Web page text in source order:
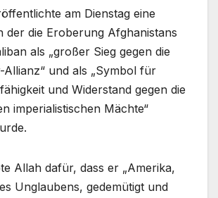
am Dienstag eine
der die Eroberung Afghanistans
als „großer Sieg gegen die
und als „Symbol für
und Widerstand gegen die
imperialistischen Mächte“
Allah dafür, dass er „Amerika,
Unglaubens, gedemütigt und